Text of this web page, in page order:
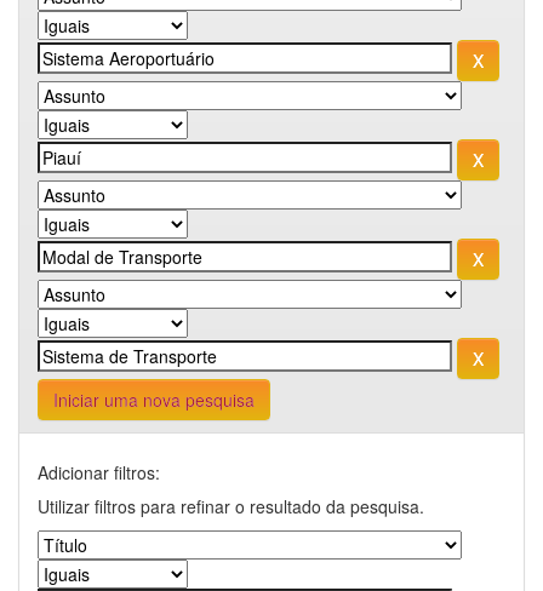
Iniciar uma nova pesquisa
Adicionar filtros:
Utilizar filtros para refinar o resultado da pesquisa.